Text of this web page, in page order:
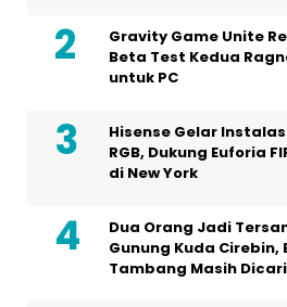
Gravity Game Unite
Beta Test Kedua
untuk PC
Hisense Gelar
RGB, Dukung Euforia
di New York
Dua Orang Jadi
Gunung Kuda Cirebin,
Tambang Masih Dicari